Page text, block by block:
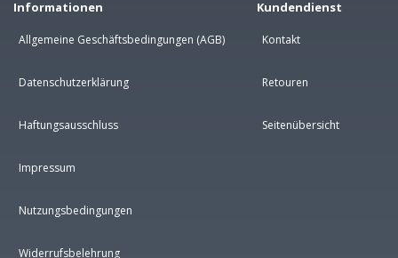
Informationen
Allgemeine Geschäftsbedingungen (AGB)
Datenschutzerklärung
Haftungsausschluss
Impressum
Nutzungsbedingungen
Widerrufsbelehrung
Kundendienst
Kontakt
Retouren
Seitenübersicht